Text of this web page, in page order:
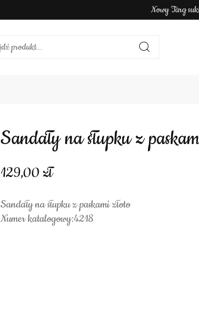
Nowy Targ
Sandały na słupku z
129,00
Sandały na słupku z paskami złoto
Numer katalogowy:4218